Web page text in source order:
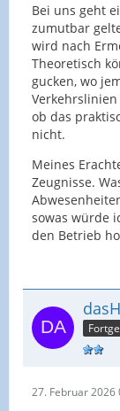
Bei uns geht
zumutbar
wird nach
Theoretisch
gucken, wo
ob das
nicht.
Meines
Zeugnisse.
sowas würde
den Betrieb
27. Februar 2026